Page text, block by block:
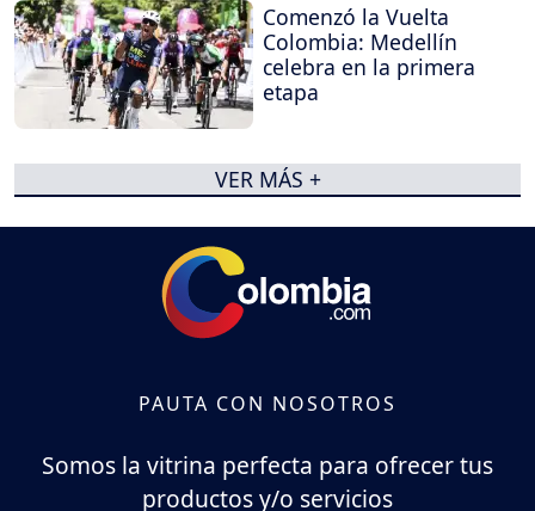
Comenzó la Vuelta
Colombia: Medellín
celebra en la primera
etapa
VER MÁS +
PAUTA CON NOSOTROS
Somos la vitrina perfecta para ofrecer tus
productos y/o servicios